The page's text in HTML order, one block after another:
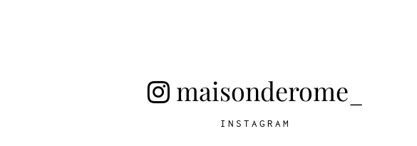
maisonderome_
INSTAGRAM